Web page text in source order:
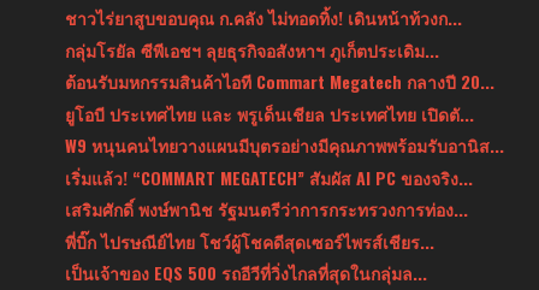
ชาวไร่ยาสูบขอบคุณ ก.คลัง ไม่ทอดทิ้ง! เดินหน้าท้วงก...
กลุ่มโรยัล ซีพีเอชฯ ลุยธุรกิจอสังหาฯ ภูเก็ตประเดิม...
ต้อนรับมหกรรมสินค้าไอที Commart Megatech กลางปี 20...
ยูโอบี ประเทศไทย และ พรูเด็นเชียล ประเทศไทย เปิดตั...
W9 หนุนคนไทยวางแผนมีบุตรอย่างมีคุณภาพพร้อมรับอานิส...
เริ่มแล้ว! “COMMART MEGATECH” สัมผัส AI PC ของจริง...
เสริมศักดิ์ พงษ์พานิช รัฐมนตรีว่าการกระทรวงการท่อง...
พี่บิ๊ก ไปรษณีย์ไทย โชว์ผู้โชคดีสุดเซอร์ไพรส์เชียร...
เป็นเจ้าของ EQS 500 รถอีวีที่วิ่งไกลที่สุดในกลุ่มล...